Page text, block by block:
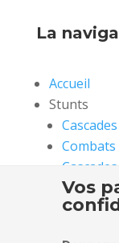
La
Accueil
Stunts
Vos